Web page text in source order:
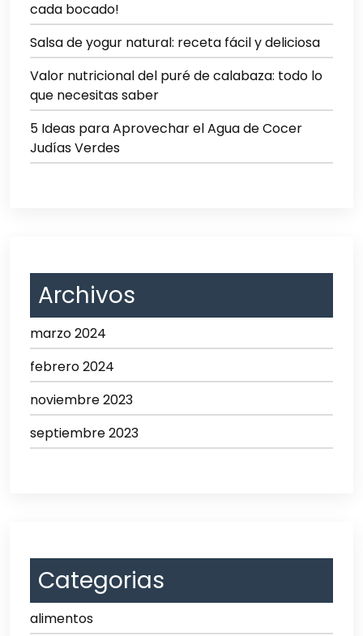
cada bocado!
Salsa de yogur natural: receta fácil y deliciosa
Valor nutricional del puré de calabaza: todo lo
que necesitas saber
5 Ideas para Aprovechar el Agua de Cocer
Judías Verdes
Archivos
marzo 2024
febrero 2024
noviembre 2023
septiembre 2023
Categorias
alimentos